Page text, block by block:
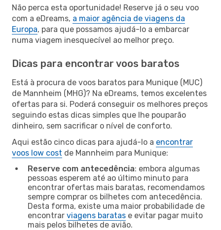
Não perca esta oportunidade! Reserve já o seu voo
com a eDreams, a maior agência de viagens da
Europa, para que possamos ajudá-lo a embarcar
numa viagem inesquecível ao melhor preço.
Dicas para encontrar voos baratos
Está à procura de voos baratos para Munique (MUC)
de Mannheim (MHG)? Na eDreams, temos excelentes
ofertas para si. Poderá conseguir os melhores preços
seguindo estas dicas simples que lhe pouparão
dinheiro, sem sacrificar o nível de conforto.
Aqui estão cinco dicas para ajudá-lo a encontrar
voos low cost de Mannheim para Munique:
Reserve com antecedência: embora algumas
pessoas esperem até ao último minuto para
encontrar ofertas mais baratas, recomendamos
sempre comprar os bilhetes com antecedência.
Desta forma, existe uma maior probabilidade de
encontrar viagens baratas e evitar pagar muito
mais pelos bilhetes de avião.